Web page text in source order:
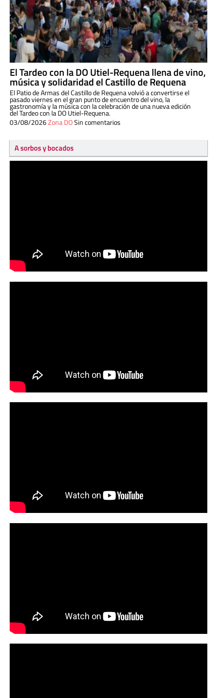
El Tardeo con la DO Utiel-Requena llena de vino,
música y solidaridad el Castillo de Requena
El Patio de Armas del Castillo de Requena volvió a convertirse el
pasado viernes en el gran punto de encuentro del vino, la
gastronomía y la música con la celebración de una nueva edición
del Tardeo con la DO Utiel-Requena.
03/08/2026Zona DOSin comentarios
A sorbos y bocados